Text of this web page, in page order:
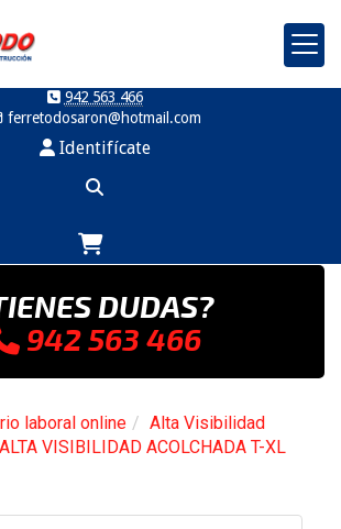
942 563 466
ferretodosaron
hotmail.com
Identifícate
DUDAS?
942 563 466
laboral online
Alta Visibilidad
VISIBILIDAD ACOLCHADA T-XL